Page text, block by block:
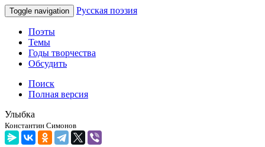
Toggle navigation Русская поэзия
Поэты
Темы
Годы творчества
Обсудить
Поиск
Полная версия
Улыбка
Константин Симонов